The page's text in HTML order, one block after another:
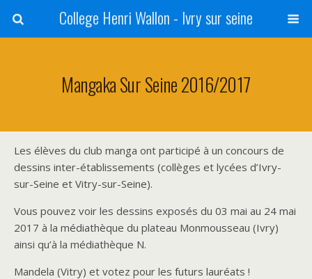
College Henri Wallon - Ivry sur seine
Mangaka Sur Seine 2016/2017
Les élèves du club manga ont participé à un concours de
dessins inter-établissements (collèges et lycées d’Ivry-
sur-Seine et Vitry-sur-Seine).
Vous pouvez voir les dessins exposés du 03 mai au 24 mai
2017 à la médiathèque du plateau Monmousseau (Ivry)
ainsi qu’à la médiathèque N.
Mandela (Vitry) et votez pour les futurs lauréats !